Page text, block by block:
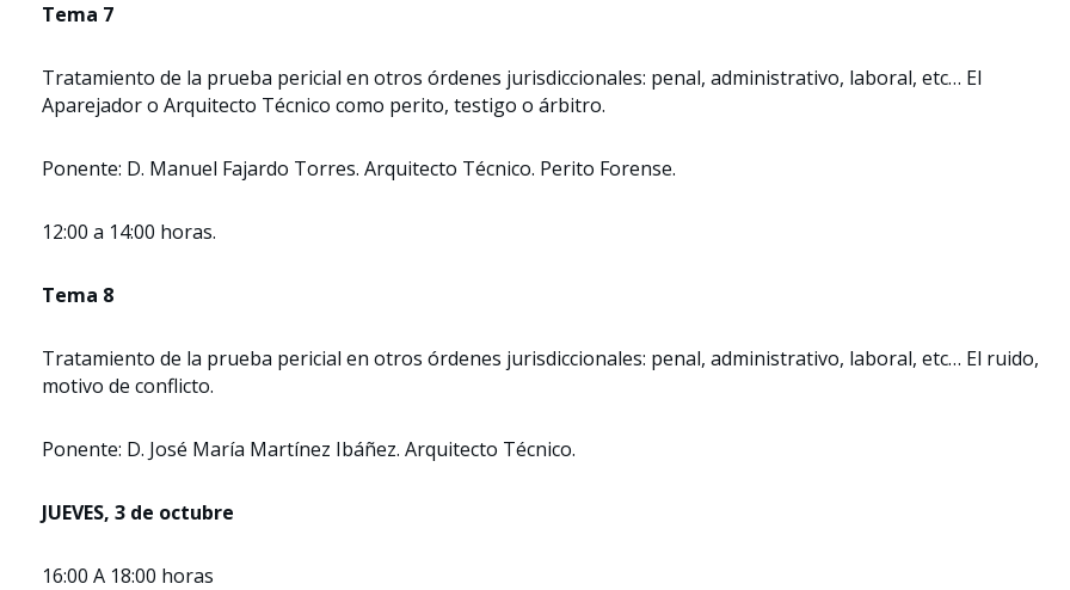
Tema 7
Tratamiento de la prueba pericial en otros órdenes jurisdiccionales: penal, administrativo, laboral, etc… El
Aparejador o Arquitecto Técnico como perito, testigo o árbitro.
Ponente: D. Manuel Fajardo Torres. Arquitecto Técnico. Perito Forense.
12:00 a 14:00 horas.
Tema 8
Tratamiento de la prueba pericial en otros órdenes jurisdiccionales: penal, administrativo, laboral, etc… El ruido,
motivo de conflicto.
Ponente: D. José María Martínez Ibáñez. Arquitecto Técnico.
JUEVES, 3 de octubre
16:00 A 18:00 horas